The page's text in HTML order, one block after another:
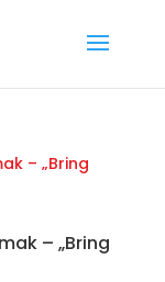
– „Bring